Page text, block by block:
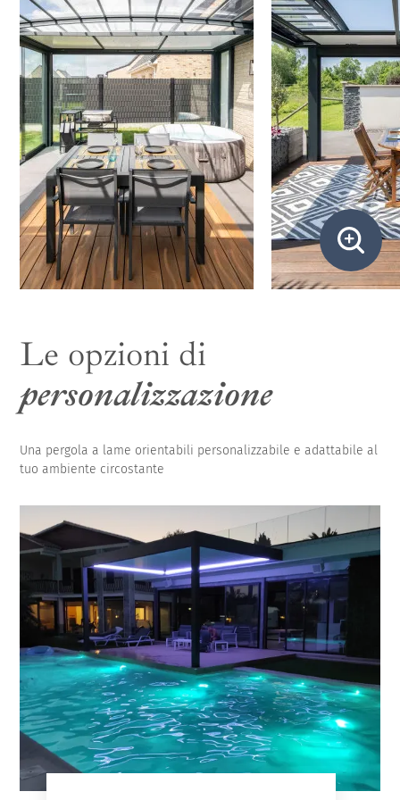
Le opzioni di
personalizzazione
Una pergola a lame orientabili personalizzabile e adattabile al
tuo ambiente circostante